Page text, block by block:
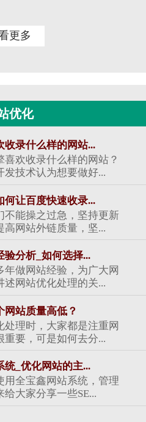
更多
优化
收录什么样的网站...
喜欢收录什么样的网站？
发技术认为想要做好...
何让百度快速收录...
不能操之过急，坚持更新
高网站外链质量，坚...
验分析_如何选择...
年做网站经验，为广大网
述网站优化处理的关...
网站质量高低？
处理时，大家都是注重网
重要，可是如何去分...
统_优化网站的主...
用全宝鑫网站系统，管理
给大家分享一些SE...